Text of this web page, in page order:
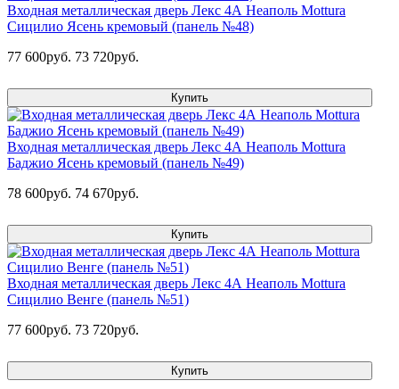
Входная металлическая дверь Лекс 4А Неаполь Mottura
Сицилио Ясень кремовый (панель №48)
77 600руб. 73 720руб.
Купить
Входная металлическая дверь Лекс 4А Неаполь Mottura
Баджио Ясень кремовый (панель №49)
78 600руб. 74 670руб.
Купить
Входная металлическая дверь Лекс 4А Неаполь Mottura
Сицилио Венге (панель №51)
77 600руб. 73 720руб.
Купить